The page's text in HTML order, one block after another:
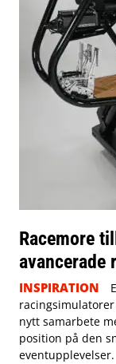
Racemore
avancerade
INSPIRATION
nytt samarbete
position på den
eventupplevelser.